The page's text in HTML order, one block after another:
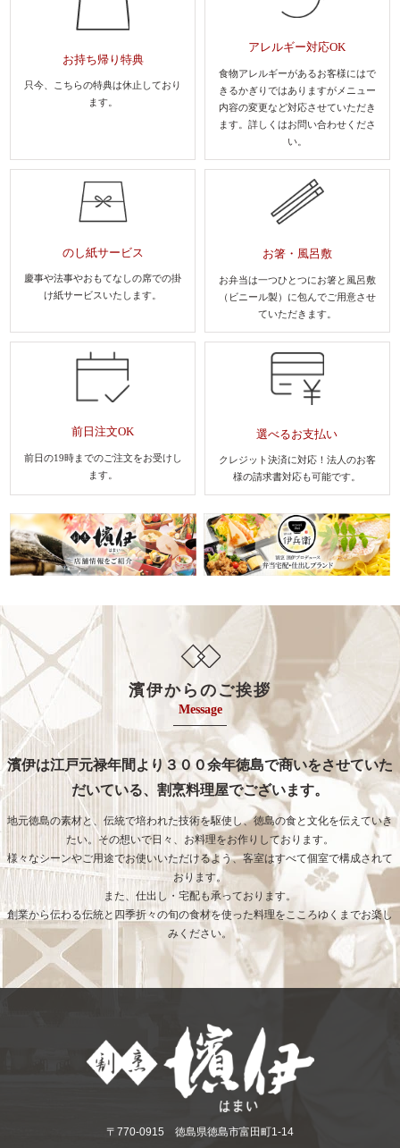
お持ち帰り特典
只今、こちらの特典は休止しており
ます。
アレルギー対応OK
食物アレルギーがあるお客様にはで
きるかぎりではありますがメニュー
内容の変更など対応させていただき
ます。 詳しくはお問い合わせくださ
い。
のし紙サービス
慶事や法事やおもてなしの席での掛
け紙サービスいたします。
お箸・風呂敷
お弁当は一つひとつにお箸と風呂敷
（ビニール製）に包んでご用意させ
ていただきます。
前日注文OK
前日の19時までのご注文をお受けし
ます。
選べるお支払い
クレジット決済に対応！法人のお客
様の請求書対応も可能です。
濱伊からのご挨拶
Message
濱伊は江戸元禄年間より３００余年徳島で商いをさせていた
だいている、割烹料理屋でございます。
地元徳島の素材と、伝統で培われた技術を駆使し、徳島の食と文化を伝えていき
たい。その想いで日々、お料理をお作りしております。
様々なシーンやご用途でお使いいただけるよう、客室はすべて個室で構成されて
おります。
また、仕出し・宅配も承っております。
創業から伝わる伝統と四季折々の旬の食材を使った料理をこころゆくまでお楽し
みください。
〒770-0915 徳島県徳島市富田町1-14